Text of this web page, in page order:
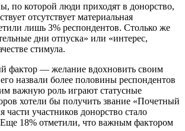
по которой люди приходят в донорство,
отсутствует материальная
лишь 3% респондентов. Столько же
дни отпуска» или «интерес,
стимула.
фактор — желание вдохновить своим
назвали более половины респондентов
важную роль играют статусные
хотели бы получить звание «Почетный
части участников донорство стало
18% отметили, что важным фактором